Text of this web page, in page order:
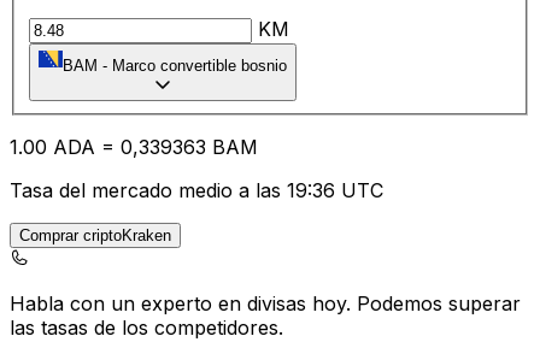
KM
BAM - Marco convertible bosnio
1.00 ADA = 0,339363 BAM
Tasa del mercado medio a las 19:36 UTC
Comprar criptoKraken
Habla con un experto en divisas hoy. Podemos superar
las tasas de los competidores.